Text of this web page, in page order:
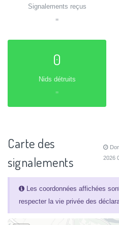
Signalements reçus
=
0
Nids détruits
=
Carte des
signalements
2026
Les coordonnées affichées
respecter la vie privée des